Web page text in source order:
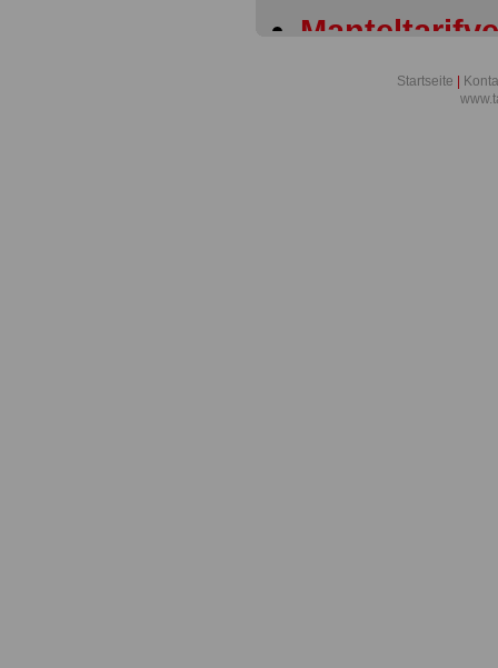
Startseite